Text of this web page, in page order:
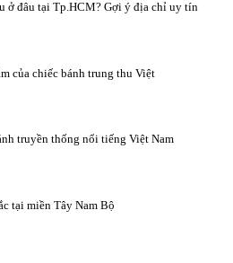
ở đâu tại Tp.HCM? Gợi ý địa chỉ uy tín
của chiếc bánh trung thu Việt
truyền thống nổi tiếng Việt Nam
tại miền Tây Nam Bộ